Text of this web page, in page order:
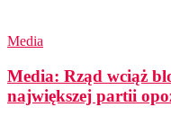
Media
Media: Rząd wciąż
największej partii